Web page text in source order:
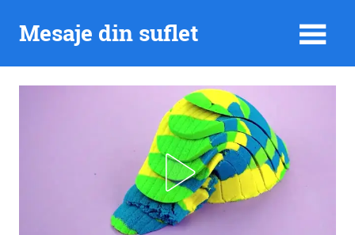
Mesaje din suflet